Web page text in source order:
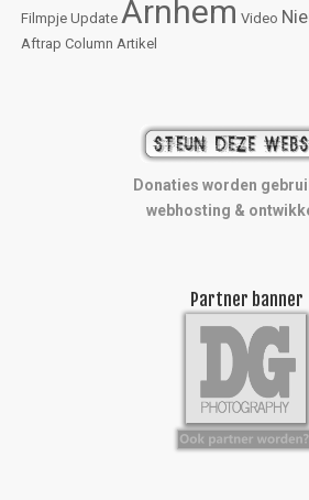
Filmpje Update Arnhem Video
Aftrap Column Artikel
Donaties worden
webhosting &
Partner banner